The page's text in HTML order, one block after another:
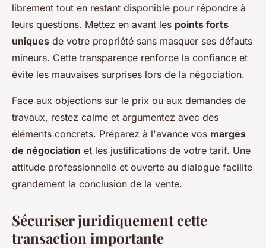
librement tout en restant disponible pour répondre à
leurs questions. Mettez en avant les points forts
uniques de votre propriété sans masquer ses défauts
mineurs. Cette transparence renforce la confiance et
évite les mauvaises surprises lors de la négociation.
Face aux objections sur le prix ou aux demandes de
travaux, restez calme et argumentez avec des
éléments concrets. Préparez à l'avance vos marges
de négociation et les justifications de votre tarif. Une
attitude professionnelle et ouverte au dialogue facilite
grandement la conclusion de la vente.
Sécuriser juridiquement cette
transaction importante